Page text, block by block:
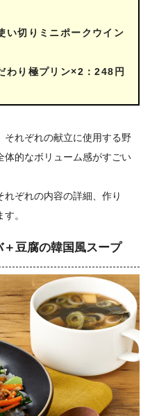
い切りミニポークウイン
わり極プリン×2：248円
それぞれの献立に使用する野
体的なボリューム感がすごい
ぞれの内容の詳細、作り
。
豆腐の韓国風スープ